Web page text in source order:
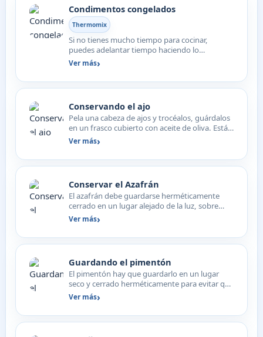
Condimentos congelados
Thermomix
Si no tienes mucho tiempo para cocinar,
puedes adelantar tiempo haciendo lo
siguiente: Pelas 1 kg. de ceb…
Ver más
Conservando el ajo
Pela una cabeza de ajos y trocéalos, guárdalos
en un frasco cubierto con aceite de oliva. Está
riquísimo…
Ver más
Conservar el Azafrán
El azafrán debe guardarse herméticamente
cerrado en un lugar alejado de la luz, sobre
todo fluorescente.
Ver más
Guardando el pimentón
El pimentón hay que guardarlo en un lugar
seco y cerrado herméticamente para evitar que
se apelmace y for…
Ver más